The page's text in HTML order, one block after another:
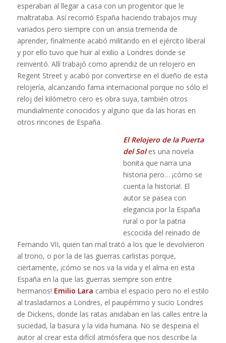
esperaban al llegar a casa con un progenitor que le
maltrataba. Así recorrió España haciendo trabajos muy
variados pero siempre con un ansia tremenda de
aprender, finalmente acabó militando en el ejército liberal
y por ello tuvo que huir al exilio a Londres donde se
reinventó. Allí trabajó como aprendiz de un relojero en
Regent Street y acabó por convertirse en el dueño de esta
relojería, alcanzando fama internacional porque no sólo el
reloj del kilómetro cero es obra suya, también otros
mundialmente conocidos y alguno que da las horas en
otros rincones de España.
El Relojero de la Puerta
del Soles una novela
bonita que narra una
historia pero… ¡cómo se
cuenta la historia!. El
autor se pasea con
elegancia por la España
rural o por la patria
escocida del reinado de
Fernando VII, quien tan mal trató a los que le devolvieron
al trono, o por la de las guerras carlistas porque,
ciertamente, ¡cómo se nos va la vida y el alma en esta
España en la que las guerras siempre son entre
hermanos! Emilio Lara cambia el espacio pero no el estilo
al trasladarnos a Londres, el paupérrimo y sucio Londres
de Dickens, donde las ratas anidaban en las calles entre la
suciedad, la basura y la vida humana. No se despeina el
autor al crear esta difícil atmósfera que nos describe la